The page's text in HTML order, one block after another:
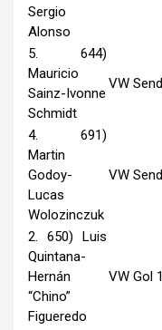
Sergio
Alonso
5. 644)
Mauricio
Sainz-Ivonne
Schmidt
VW
4. 691)
Martin
Godoy-
Lucas
Wolozinczuk
VW
2. 650) Luis
Quintana-
Hernán
“Chino”
Figueredo
VW Gol